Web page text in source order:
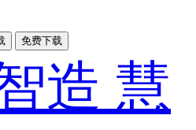
免费下载
造 慧